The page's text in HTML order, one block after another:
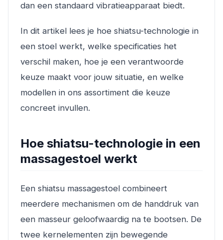
dan een standaard vibratieapparaat biedt.
In dit artikel lees je hoe shiatsu-technologie in
een stoel werkt, welke specificaties het
verschil maken, hoe je een verantwoorde
keuze maakt voor jouw situatie, en welke
modellen in ons assortiment die keuze
concreet invullen.
Hoe shiatsu-technologie in een
massagestoel werkt
Een shiatsu massagestoel combineert
meerdere mechanismen om de handdruk van
een masseur geloofwaardig na te bootsen. De
twee kernelementen zijn bewegende